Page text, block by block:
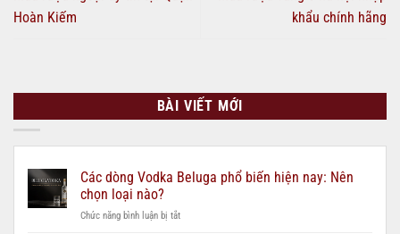
Hoàn Kiếm
khẩu chính hãng
BÀI VIẾT MỚI
Các dòng Vodka Beluga phổ biến hiện nay: Nên
chọn loại nào?
Chức năng bình luận bị tắtở